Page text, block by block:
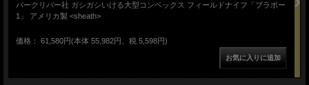
バークリバー社 ガシガシいける大型コンベックス フィールドナイフ「ブラボー
1」 アメリカ製 <sheath>
価格： 61,580円(本体 55,982円、税 5,598円)